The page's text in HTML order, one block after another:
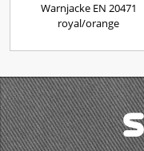
Warnjacke EN 20471
royal/orange